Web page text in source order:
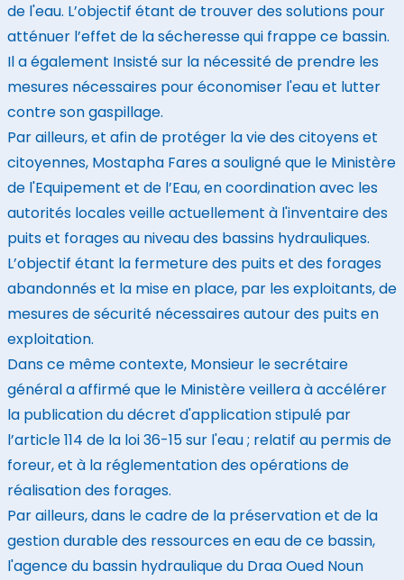
de l'eau. L’objectif étant de trouver des solutions pour
atténuer l’effet de la sécheresse qui frappe ce bassin.
Il a également Insisté sur la nécessité de prendre les
mesures nécessaires pour économiser l'eau et lutter
contre son gaspillage.
Par ailleurs, et afin de protéger la vie des citoyens et
citoyennes, Mostapha Fares a souligné que le Ministère
de l'Equipement et de l’Eau, en coordination avec les
autorités locales veille actuellement à l'inventaire des
puits et forages au niveau des bassins hydrauliques.
L’objectif étant la fermeture des puits et des forages
abandonnés et la mise en place, par les exploitants, de
mesures de sécurité nécessaires autour des puits en
exploitation.
Dans ce même contexte, Monsieur le secrétaire
général a affirmé que le Ministère veillera à accélérer
la publication du décret d'application stipulé par
l’article 114 de la loi 36-15 sur l'eau ; relatif au permis de
foreur, et à la réglementation des opérations de
réalisation des forages.
Par ailleurs, dans le cadre de la préservation et de la
gestion durable des ressources en eau de ce bassin,
l'agence du bassin hydraulique du Draa Oued Noun